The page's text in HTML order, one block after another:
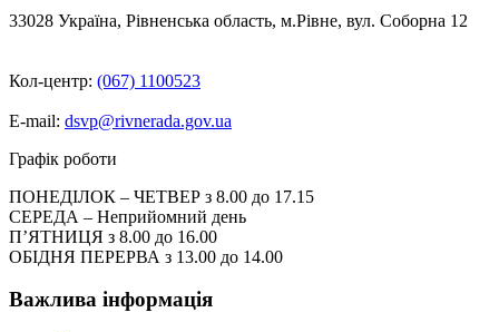
33028 Україна, Рівненська область, м.Рівне, вул. Соборна 12
Кол-центр: (067) 1100523
E-mail: dsvp@rivnerada.gov.ua
Графік роботи
ПОНЕДІЛОК – ЧЕТВЕР з 8.00 до 17.15
СЕРЕДА – Неприйомний день
П’ЯТНИЦЯ з 8.00 до 16.00
ОБІДНЯ ПЕРЕРВА з 13.00 до 14.00
Важлива інформація